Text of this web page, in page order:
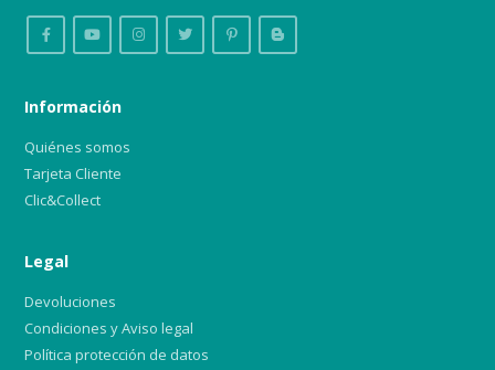
Información
Quiénes somos
Tarjeta Cliente
Clic&Collect
Legal
Devoluciones
Condiciones y Aviso legal
Política protección de datos